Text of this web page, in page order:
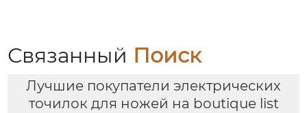
Связанный Поиск
Лучшие покупатели электрических
точилок для ножей на boutique list